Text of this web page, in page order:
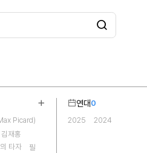
Picard)
김재홍
타자
필
연대0
2025
2024